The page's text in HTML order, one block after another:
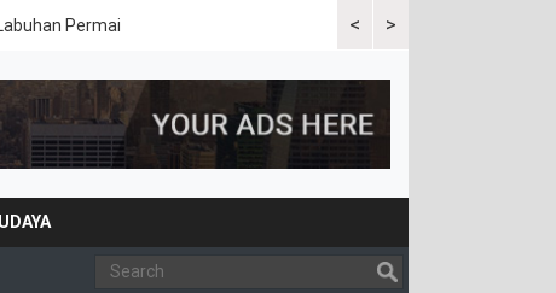
<
Permai
Polres Mesuji Bersama
>